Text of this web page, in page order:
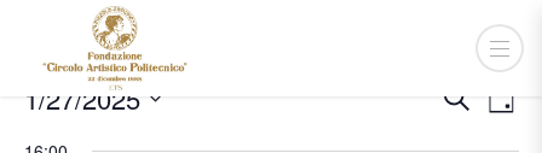
Eventi Cerca
1/27/2025